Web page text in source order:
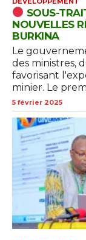
SOUS-
NOUVELLES
BURKINA
Le
des ministres,
favorisant
minier. Le
5 février 2025